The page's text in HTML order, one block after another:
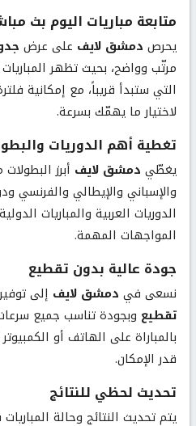
متابعة مباريات اليوم بث
يحرص دمشق لايف على عرض
مرتّب وواضح، بحيث تظهر
التي ستبدأ قريباً، مع إمكانية
لاختيار ما يهمّك بسرعة.
تغطية أهم الدوريات
يغطّي دمشق لايف أبرز
والإسباني والإيطالي والفرنسي
الدوريات العربية والمباريات
المواجهات المهمة.
جودة عالية بدون تقطيع
نسعى في دمشق لايف إلى
تقطيع وبجودة تناسب جميع
بالمباراة على الهاتف أو
قدر الإمكان.
تحديث لحظي للنتائج
يتم تحديث النتائج وحالة